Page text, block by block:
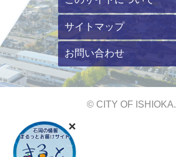
サイトマップ
お問い合わせ
© CITY OF ISHIOKA.